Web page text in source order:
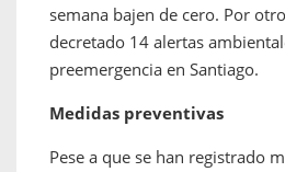
semana bajen de cero. Por
decretado 14 alertas
preemergencia en Santiago.
Medidas preventivas
Pese a que se han registrado